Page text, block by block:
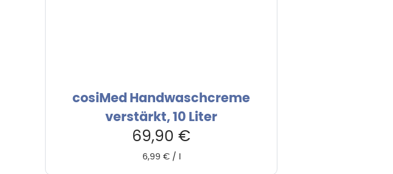
cosiMed Handwaschcreme
verstärkt, 10 Liter
69,90€
6,99 €/